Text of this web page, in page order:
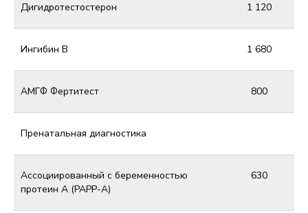
Дигидротестостерон 1 120
Ингибин В 1 680
АМГФ Фертитест 800
Пренатальная диагностика
Ассоциированный с беременностью
протеин А (РАРР-А)
630